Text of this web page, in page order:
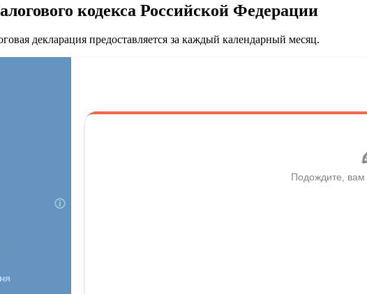
кодекса Российской Федерации
декларация предоставляется за каждый календарный месяц.